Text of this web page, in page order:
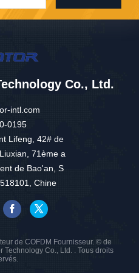
Co., Ltd.
intl.com
0195
Lifeng, 42# de
71ème a
de Bao'an, S
Chine
de COFDM Fournisseur. © de
Co., Ltd. . Tous droits